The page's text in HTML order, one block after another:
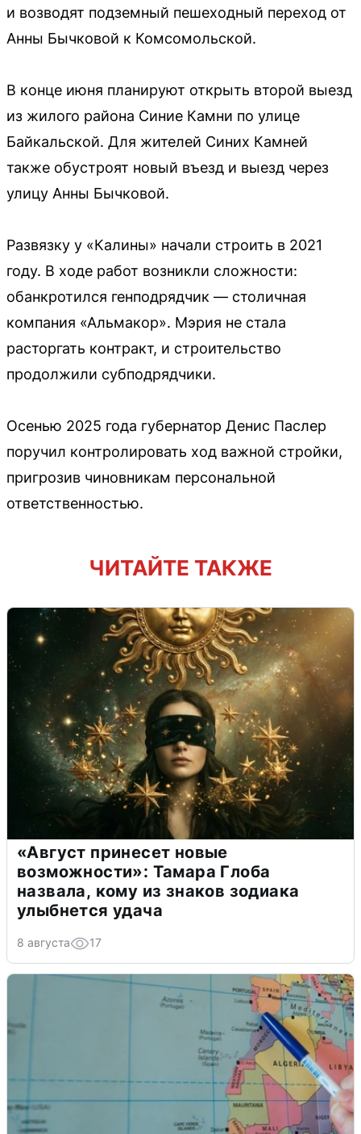
и возводят подземный пешеходный переход от
Анны Бычковой к Комсомольской.
В конце июня планируют открыть второй выезд
из жилого района Синие Камни по улице
Байкальской. Для жителей Синих Камней
также обустроят новый въезд и выезд через
улицу Анны Бычковой.
Развязку у «Калины» начали строить в 2021
году. В ходе работ возникли сложности:
обанкротился генподрядчик — столичная
компания «Альмакор». Мэрия не стала
расторгать контракт, и строительство
продолжили субподрядчики.
Осенью 2025 года губернатор Денис Паслер
поручил контролировать ход важной стройки,
пригрозив чиновникам персональной
ответственностью.
ЧИТАЙТЕ ТАКЖЕ
«Август принесет новые
возможности»: Тамара Глоба
назвала, кому из знаков зодиака
улыбнется удача
8 августа 17